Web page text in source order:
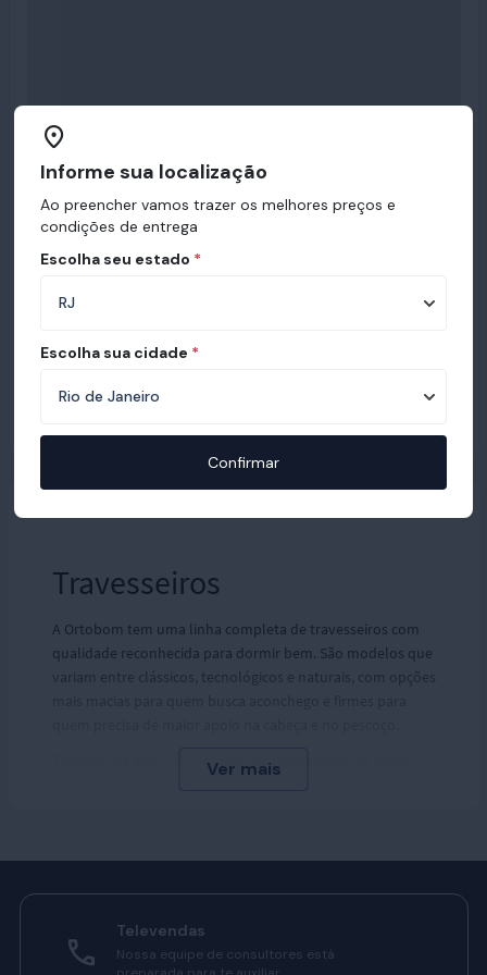
Travesseiros
A Ortobom tem uma linha completa de travesseiros com
qualidade reconhecida para dormir bem. São modelos que
variam entre clássicos, tecnológicos e naturais, com opções
Também há alternativas como os travesseiros de corpo
experiência em maciez, apoio firme, frescor e durabilidade.
Existem tamanhos variados e com tanta variedade, fica fácil
encontrar o melhor travesseiro para alinhar sua postura,
Televendas
Nossa equipe de consultores está
Informe sua localização
Ao preencher vamos trazer os melhores preços e
condições de entrega
Escolha seu estado *
Escolha sua cidade *
Confirmar